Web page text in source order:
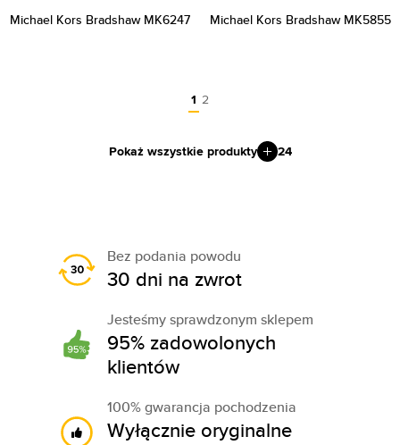
Michael Kors Bradshaw MK6247 Michael Kors Bradshaw MK5855
1 2
Pokaż wszystkie produkty 24
Bez podania powodu
30 dni na zwrot
Jesteśmy sprawdzonym sklepem
95% zadowolonych
klientów
100% gwarancja pochodzenia
Wyłącznie oryginalne